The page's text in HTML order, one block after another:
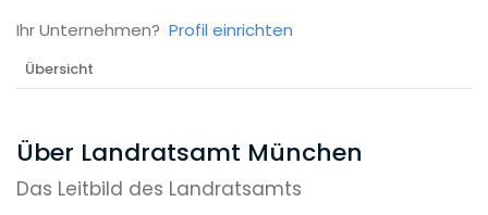
Ihr Unternehmen? Profil einrichten
Übersicht
Über Landratsamt München
Das Leitbild des Landratsamts